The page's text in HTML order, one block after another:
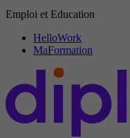
Emploi et Education
HelloWork
MaFormation